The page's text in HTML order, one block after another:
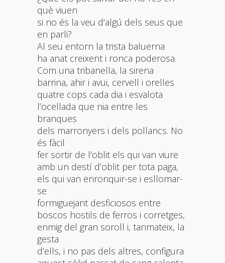
què viuen
si no és la veu d’algú dels seus que
en parli?
Al seu entorn la trista baluerna
ha anat creixent i ronca poderosa.
Com una tribanella, la sirena
barrina, ahir i avui, cervell i orelles
quatre cops cada dia i esvalota
l’ocellada que nia entre les
branques
dels marronyers i dels pollancs. No
és fàcil
fer sortir de l’oblit els qui van viure
amb un destí d’oblit per tota paga,
els qui van enronquir-se i esllomar-
se
formiguejant desficiosos entre
boscos hostils de ferros i corretges,
enmig del gran soroll i, tanmateix, la
gesta
d’ells, i no pas dels altres, configura